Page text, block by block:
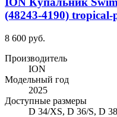
(48243-4190)
8 600 руб.
Производитель
ION
Модельный год
2025
Доступные размеры
D 34/XS, D 36/S, D